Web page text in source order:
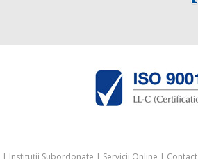
| Instituții Subordonate | Servicii Online | Contact